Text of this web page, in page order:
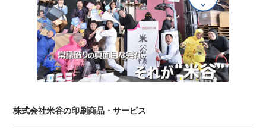
株式会社米谷の印刷商品・サービス